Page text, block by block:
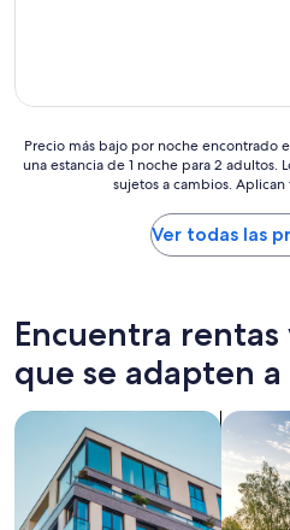
e
U
a
i
n
Precio
más
últimas
24
con
en
estancia
Precio más bajo por noche encontrado
una estancia de 1 noche para 2 adultos.
sujetos a cambios.
Ver todas las
Encuentra rentas
que se adapten
Buscar departamentos Buscar